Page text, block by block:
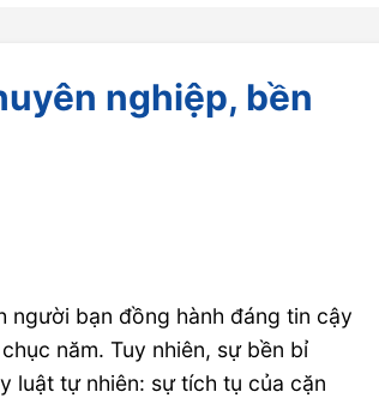
nghiệp, bền
bạn đồng hành đáng tin cậy
năm. Tuy nhiên, sự bền bỉ
luật tự nhiên: sự tích tụ của cặn